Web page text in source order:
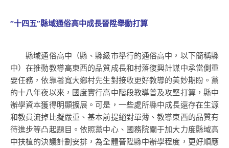
“十四五”縣域通俗高中成長晉陞舉動打算
縣域通俗高中（縣、縣級市舉行的通俗高中，以下簡稱縣
中）在推動教導高東西的品質成長和村落復興計謀中承當側重
要任務，依靠著寬大鄉村先生對接收更好教導的美妙期盼。黨
的十八年夜以來，國度實行高中階段教導普及攻堅打算，縣中
辦學資本獲得明顯擴展。可是，一些處所縣中成長還存在生源
和教員流掉比擬嚴重、基本前提絕對單薄、教導東西的品質有
待進步等凸起題目。依照黨中心、國務院關于加大力度縣域高
中扶植的決議計劃安排，為全體晉陞縣中辦學程度，更好順應